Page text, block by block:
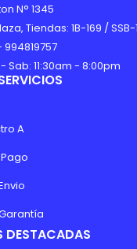
N° 1345
Tiendas: 1B-169 / SSB-
Sab: 11:30am - 8:00pm
A
DESTACADAS